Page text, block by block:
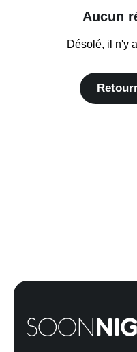
Aucun
Désolé, il n'y